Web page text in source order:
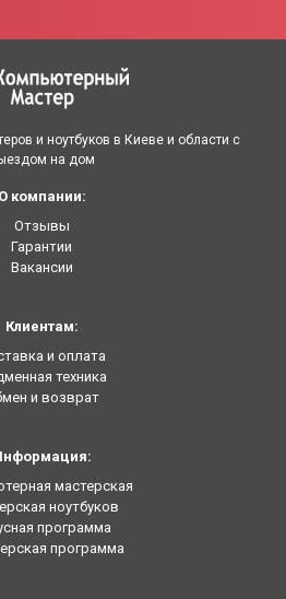
и ноутбуков в Киеве и области с
на дом
О компании:
Отзывы
Гарантии
Вакансии
Клиентам:
и оплата
техника
и возврат
мастерская
ноутбуков
программа
программа